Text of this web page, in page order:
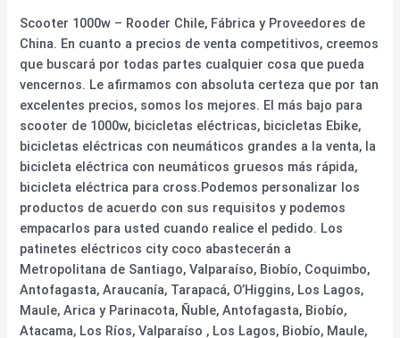
Scooter 1000w – Rooder Chile, Fábrica y Proveedores de
China. En cuanto a precios de venta competitivos, creemos
que buscará por todas partes cualquier cosa que pueda
vencernos. Le afirmamos con absoluta certeza que por tan
excelentes precios, somos los mejores. El más bajo para
scooter de 1000w, bicicletas eléctricas, bicicletas Ebike,
bicicletas eléctricas con neumáticos grandes a la venta, la
bicicleta eléctrica con neumáticos gruesos más rápida,
bicicleta eléctrica para cross.Podemos personalizar los
productos de acuerdo con sus requisitos y podemos
empacarlos para usted cuando realice el pedido. Los
patinetes eléctricos city coco abastecerán a
Metropolitana de Santiago, Valparaíso, Biobío, Coquimbo,
Antofagasta, Araucanía, Tarapacá, O’Higgins, Los Lagos,
Maule, Arica y Parinacota, Ñuble, Antofagasta, Biobío,
Atacama, Los Ríos, Valparaíso , Los Lagos, Biobío, Maule,